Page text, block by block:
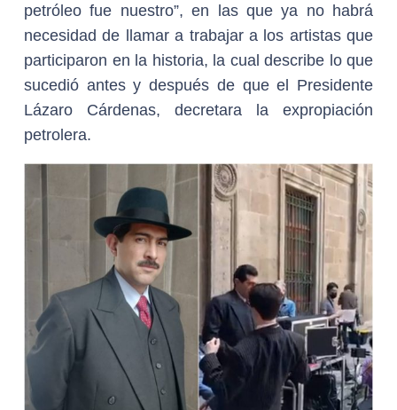
petróleo fue nuestro”, en las que ya no habrá
necesidad de llamar a trabajar a los artistas que
participaron en la historia, la cual describe lo que
sucedió antes y después de que el Presidente
Lázaro Cárdenas, decretara la expropiación
petrolera.